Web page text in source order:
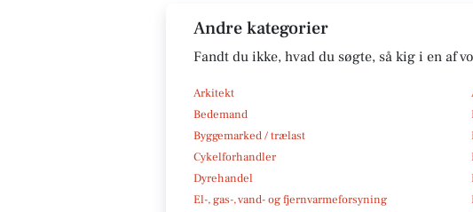
Andre kategorier
Fandt du ikke, hvad du søgte, så kig i en af
Arkitekt
Bedemand
Byggemarked / trælast
Cykelforhandler
Dyrehandel
El-, gas-, vand- og fjernvarmeforsyning